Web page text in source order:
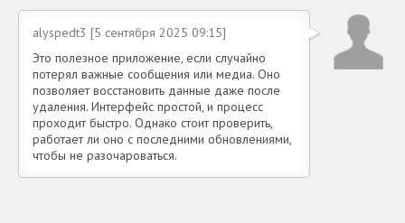
alyspedt3 [5 сентября 2025 09:15]
Это полезное приложение, если случайно
потерял важные сообщения или медиа. Оно
позволяет восстановить данные даже после
удаления. Интерфейс простой, и процесс
проходит быстро. Однако стоит проверить,
работает ли оно с последними обновлениями,
чтобы не разочароваться.